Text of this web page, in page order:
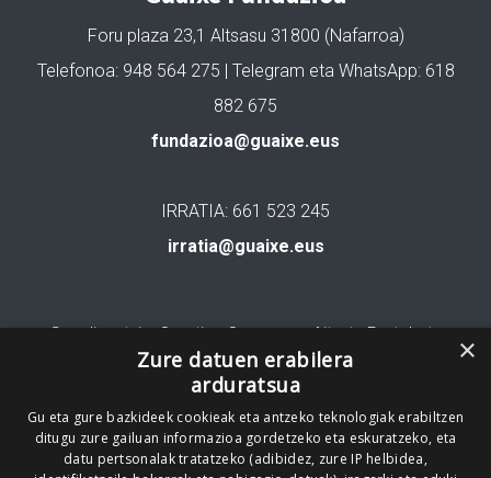
Foru plaza 23,1 Altsasu 31800 (Nafarroa)
Telefonoa: 948 564 275 | Telegram eta WhatsApp: 618
882 675
fundazioa@guaixe.eus
IRRATIA: 661 523 245
irratia@guaixe.eus
Gure lizentzia: Creative Commons Aitortu Partekatu
Codesyntaxek garatua
×
Zure datuen erabilera
arduratsua
Gu eta gure bazkideek cookieak eta antzeko teknologiak erabiltzen
ditugu zure gailuan informazioa gordetzeko eta eskuratzeko, eta
datu pertsonalak tratatzeko (adibidez, zure IP helbidea,